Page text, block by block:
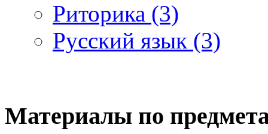
Риторика (3)
Русский язык (3)
Материалы по